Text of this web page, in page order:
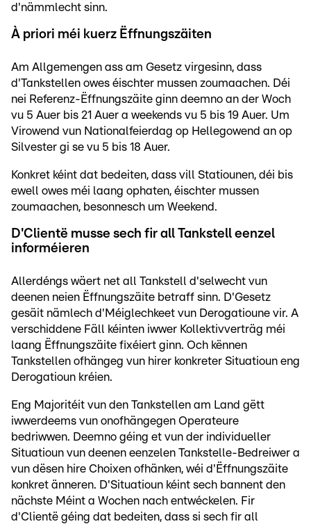
d'nämmlecht sinn.
À priori méi kuerz Ëffnungszäiten
Am Allgemengen ass am Gesetz virgesinn, dass
d'Tankstellen owes éischter mussen zoumaachen. Déi
nei Referenz-Ëffnungszäite ginn deemno an der Woch
vu 5 Auer bis 21 Auer a weekends vu 5 bis 19 Auer. Um
Virowend vun Nationalfeierdag op Hellegowend an op
Silvester gi se vu 5 bis 18 Auer.
Konkret kéint dat bedeiten, dass vill Statiounen, déi bis
ewell owes méi laang ophaten, éischter mussen
zoumaachen, besonnesch um Weekend.
D'Clientë musse sech fir all Tankstell eenzel
informéieren
Allerdéngs wäert net all Tankstell d'selwecht vun
deenen neien Ëffnungszäite betraff sinn. D'Gesetz
gesäit nämlech d'Méiglechkeet vun Derogatioune vir. A
verschiddene Fäll kéinten iwwer Kollektivverträg méi
laang Ëffnungszäite fixéiert ginn. Och kënnen
Tankstellen ofhängeg vun hirer konkreter Situatioun eng
Derogatioun kréien.
Eng Majoritéit vun den Tankstellen am Land gëtt
iwwerdeems vun onofhängegen Operateure
bedriwwen. Deemno géing et vun der individueller
Situatioun vun deenen eenzelen Tankstelle-Bedreiwer a
vun dësen hire Choixen ofhänken, wéi d'Ëffnungszäite
konkret änneren. D'Situatioun kéint sech bannent den
nächste Méint a Wochen nach entwéckelen. Fir
d'Clientë géing dat bedeiten, dass si sech fir all